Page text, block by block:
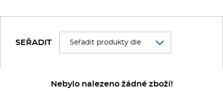
PIZZA technologie
Grilovací desky - Grily
FAGOR 600
FAGOR 900
REDFOX
SEŘADIT
Nebylo nalezeno žádné zboží!